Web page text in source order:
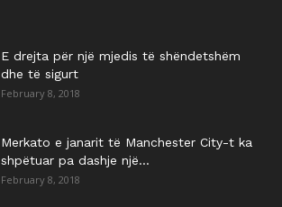
E drejta për një mjedis të shëndetshëm
dhe të sigurt
February 8, 2018
Merkato e janarit të Manchester City-t ka
shpëtuar pa dashje një...
February 8, 2018